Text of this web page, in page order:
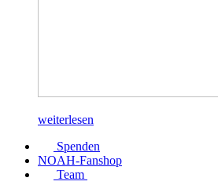
weiterlesen
Spenden
NOAH-Fanshop
Team